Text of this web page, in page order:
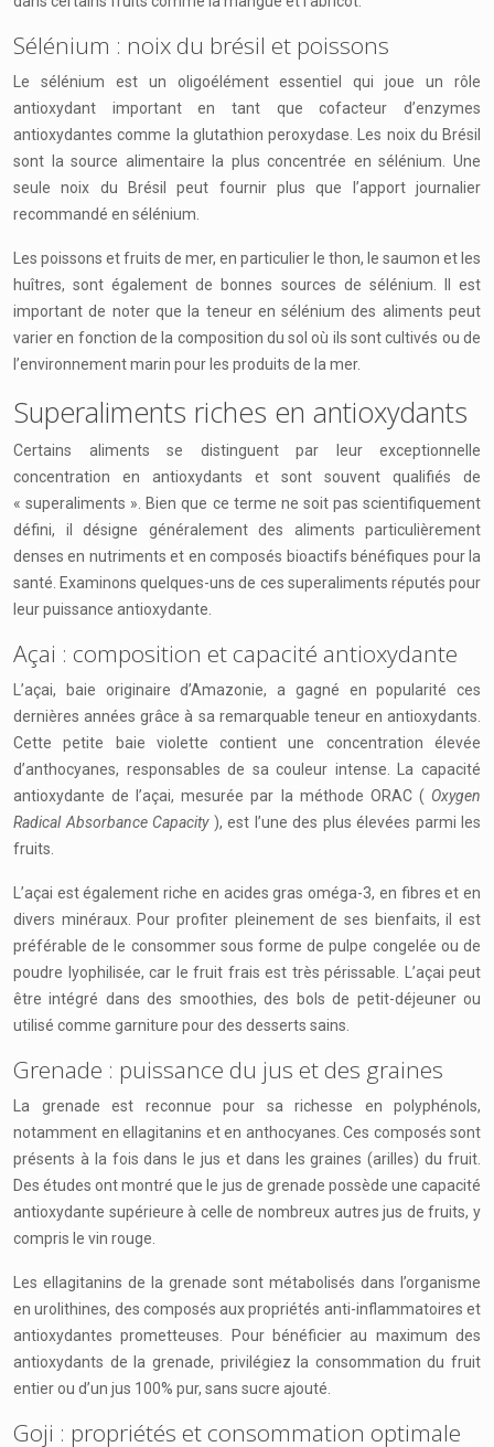
Sélénium : noix du brésil et poissons
Le sélénium est un oligoélément essentiel qui joue un rôle
antioxydant important en tant que cofacteur d’enzymes
antioxydantes comme la glutathion peroxydase. Les noix du Brésil
sont la source alimentaire la plus concentrée en sélénium. Une
seule noix du Brésil peut fournir plus que l’apport journalier
recommandé en sélénium.
Les poissons et fruits de mer, en particulier le thon, le saumon et les
huîtres, sont également de bonnes sources de sélénium. Il est
important de noter que la teneur en sélénium des aliments peut
varier en fonction de la composition du sol où ils sont cultivés ou de
l’environnement marin pour les produits de la mer.
Superaliments riches en antioxydants
Certains aliments se distinguent par leur exceptionnelle
concentration en antioxydants et sont souvent qualifiés de
« superaliments ». Bien que ce terme ne soit pas scientifiquement
défini, il désigne généralement des aliments particulièrement
denses en nutriments et en composés bioactifs bénéfiques pour la
santé. Examinons quelques-uns de ces superaliments réputés pour
leur puissance antioxydante.
Açai : composition et capacité antioxydante
L’açai, baie originaire d’Amazonie, a gagné en popularité ces
dernières années grâce à sa remarquable teneur en antioxydants.
Cette petite baie violette contient une concentration élevée
d’anthocyanes, responsables de sa couleur intense. La capacité
antioxydante de l’açai, mesurée par la méthode ORAC ( Oxygen
Radical Absorbance Capacity ), est l’une des plus élevées parmi les
fruits.
L’açai est également riche en acides gras oméga-3, en fibres et en
divers minéraux. Pour profiter pleinement de ses bienfaits, il est
préférable de le consommer sous forme de pulpe congelée ou de
poudre lyophilisée, car le fruit frais est très périssable. L’açai peut
être intégré dans des smoothies, des bols de petit-déjeuner ou
utilisé comme garniture pour des desserts sains.
Grenade : puissance du jus et des graines
La grenade est reconnue pour sa richesse en polyphénols,
notamment en ellagitanins et en anthocyanes. Ces composés sont
présents à la fois dans le jus et dans les graines (arilles) du fruit.
Des études ont montré que le jus de grenade possède une capacité
antioxydante supérieure à celle de nombreux autres jus de fruits, y
compris le vin rouge.
Les ellagitanins de la grenade sont métabolisés dans l’organisme
en urolithines, des composés aux propriétés anti-inflammatoires et
antioxydantes prometteuses. Pour bénéficier au maximum des
antioxydants de la grenade, privilégiez la consommation du fruit
entier ou d’un jus 100% pur, sans sucre ajouté.
Goji : propriétés et consommation optimale